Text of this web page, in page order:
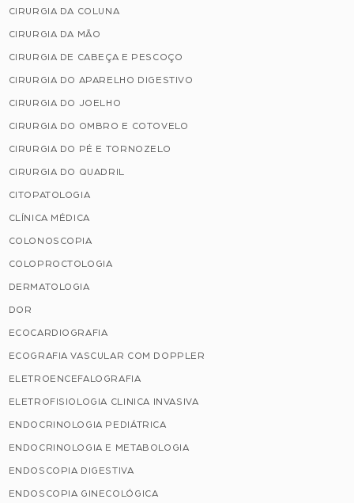
CIRURGIA DA COLUNA
CIRURGIA DA MÃO
CIRURGIA DE CABEÇA E PESCOÇO
CIRURGIA DO APARELHO DIGESTIVO
CIRURGIA DO JOELHO
CIRURGIA DO OMBRO E COTOVELO
CIRURGIA DO PÉ E TORNOZELO
CIRURGIA DO QUADRIL
CITOPATOLOGIA
CLÍNICA MÉDICA
COLONOSCOPIA
COLOPROCTOLOGIA
DERMATOLOGIA
DOR
ECOCARDIOGRAFIA
ECOGRAFIA VASCULAR COM DOPPLER
ELETROENCEFALOGRAFIA
ELETROFISIOLOGIA CLINICA INVASIVA
ENDOCRINOLOGIA PEDIÁTRICA
ENDOCRINOLOGIA E METABOLOGIA
ENDOSCOPIA DIGESTIVA
ENDOSCOPIA GINECOLÓGICA